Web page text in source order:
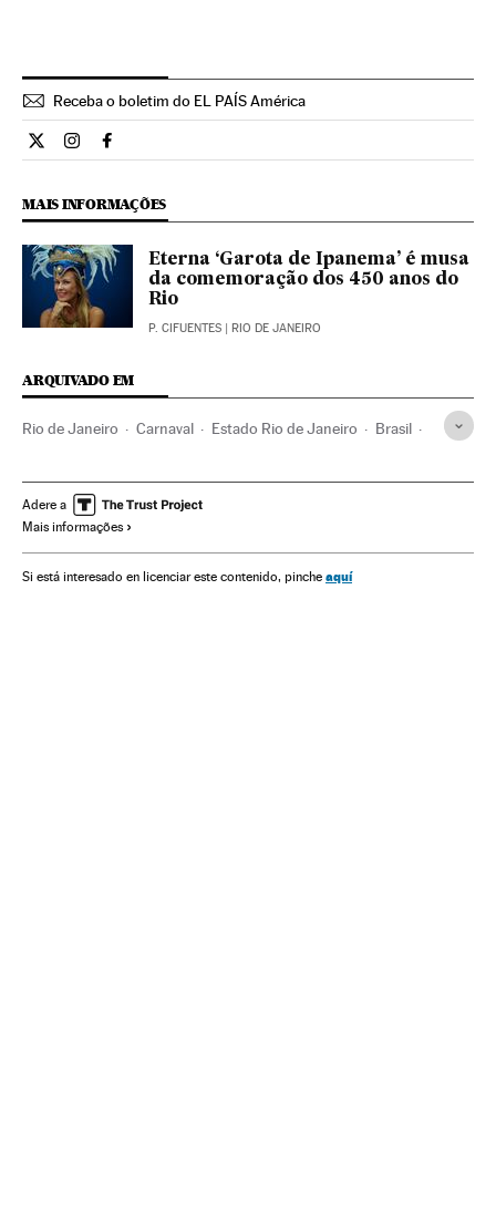
Receba o boletim do EL PAÍS América
Cultura El País Brasil en Twitter
Cultura El País Brasil en Instagram
Cultura El País Brasil en Facebook
MAIS INFORMAÇÕES
Eterna ‘Garota de Ipanema’ é musa
da comemoração dos 450 anos do
Rio
P. CIFUENTES | RIO DE JANEIRO
ARQUIVADO EM
Rio de Janeiro Carnaval Estado Rio de Janeiro Brasil
Festas populares Festas
Adere a
Mais informações
Si está interesado en licenciar este contenido, pinche aquí